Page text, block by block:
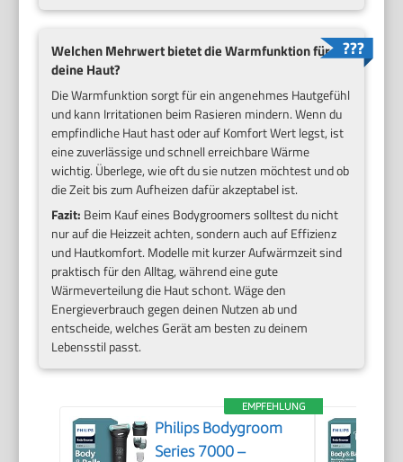
Welchen Mehrwert bietet die Warmfunktion für
deine Haut?
Die Warmfunktion sorgt für ein angenehmes Hautgefühl
und kann Irritationen beim Rasieren mindern. Wenn du
empfindliche Haut hast oder auf Komfort Wert legst, ist
eine zuverlässige und schnell erreichbare Wärme
wichtig. Überlege, wie oft du sie nutzen möchtest und ob
die Zeit bis zum Aufheizen dafür akzeptabel ist.
Fazit: Beim Kauf eines Bodygroomers solltest du nicht
nur auf die Heizzeit achten, sondern auch auf Effizienz
und Hautkomfort. Modelle mit kurzer Aufwärmzeit sind
praktisch für den Alltag, während eine gute
Wärmeverteilung die Haut schont. Wäge den
Energieverbrauch gegen deinen Nutzen ab und
entscheide, welches Gerät am besten zu deinem
Lebensstil passt.
EMPFEHLUNG
Philips Bodygroom
Series 7000 –